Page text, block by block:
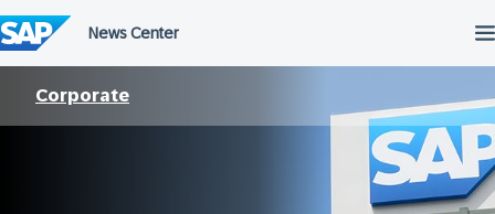
al
contenuto
Corporate